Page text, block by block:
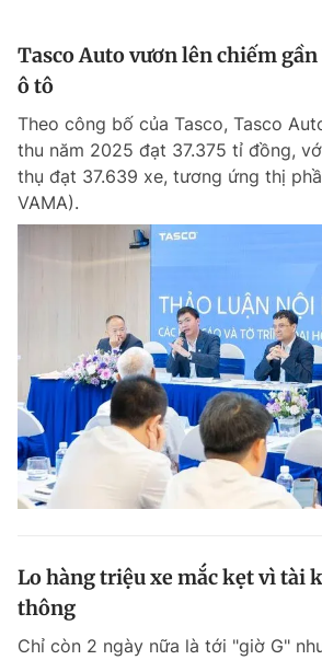
Chuyên mục khác
Chào ngày mới
Video
Sản phẩm khác
Tiện ích Bạn
Thông tin tài khoản
Tin đã lưu
Tin đã xem
Đăng xuất
Tasco Auto vươn lên chiếm
ô tô
Theo công bố của Tasco, Tasco
thu năm 2025 đạt 37.375 tỉ đồng,
thụ đạt 37.639 xe, tương ứng thị
VAMA).
Lo hàng triệu xe mắc kẹt vì tài
thông
Chỉ còn 2 ngày nữa là tới "giờ G"